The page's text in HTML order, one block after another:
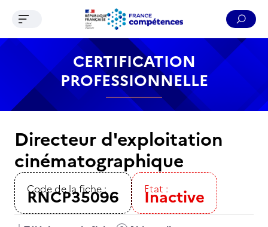
Contenu Recherche Menu Pied de page
Ouvrir le menu de navigation
CERTIFICATION
PROFESSIONNELLE
Directeur d'exploitation
cinématographique
Code de la fiche :
RNCP35096 Etat :
Inactive